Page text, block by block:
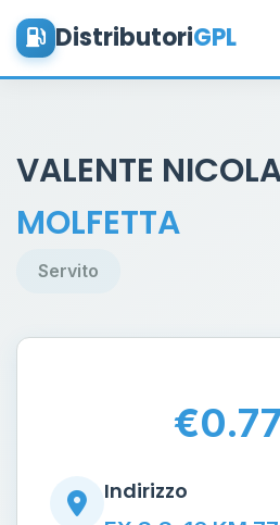
DistributoriGPL
VALENTE
MOLFETTA
Servito
Indirizzo